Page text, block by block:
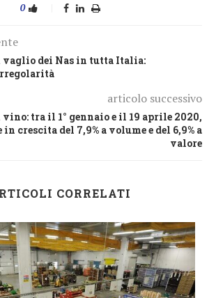
0
vaglio dei Nas in tutta Italia:
articolo successivo
vino: tra il 1° gennaio e il 19 aprile 2020,
crescita del 7,9% a volume e del 6,9% a
valore
CORRELATI